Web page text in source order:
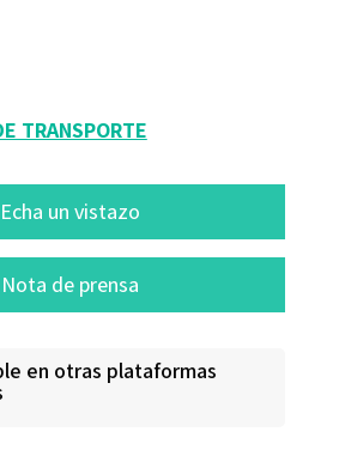
TRANSPORTE
Echa un vistazo
Nota de prensa
en otras plataformas